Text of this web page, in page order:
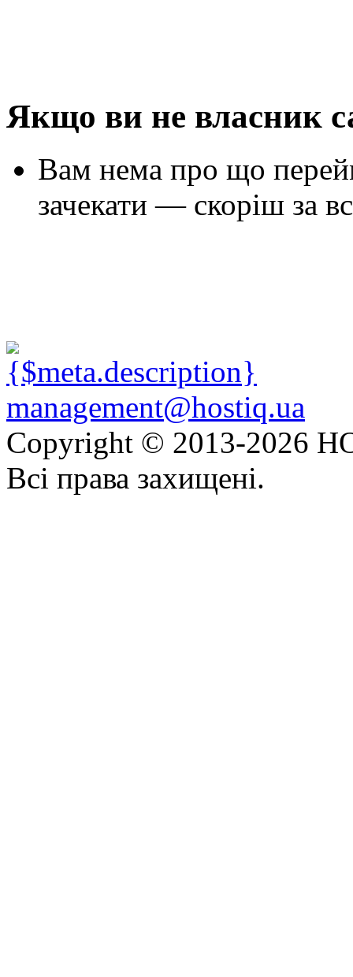
Якщо ви не власник
Вам нема про що
зачекати — скоріш за
management@hostiq.ua
Copyright © 2013-2026
Всі права захищені.